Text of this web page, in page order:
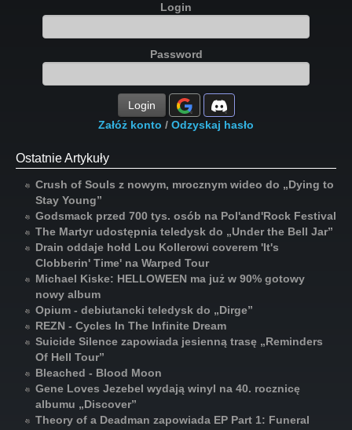
Login
Password
Login
Załóż konto / Odzyskaj hasło
Ostatnie Artykuły
Crush of Souls z nowym, mrocznym wideo do „Dying to
Stay Young”
Godsmack przed 700 tys. osób na Pol'and'Rock Festival
The Martyr udostępnia teledysk do „Under the Bell Jar”
Drain oddaje hołd Lou Kollerowi coverem 'It's
Clobberin' Time' na Warped Tour
Michael Kiske: HELLOWEEN ma już w 90% gotowy
nowy album
Opium - debiutancki teledysk do „Dirge”
REZN - Cycles In The Infinite Dream
Suicide Silence zapowiada jesienną trasę „Reminders
Of Hell Tour”
Bleached - Blood Moon
Gene Loves Jezebel wydają winyl na 40. rocznicę
albumu „Discover”
Theory of a Deadman zapowiada EP Part 1: Funeral